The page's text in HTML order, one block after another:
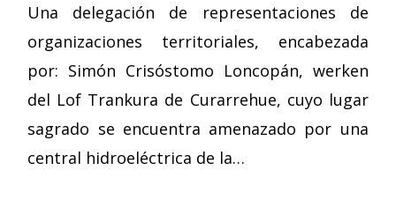
Una delegación de representaciones de
organizaciones territoriales, encabezada
por: Simón Crisóstomo Loncopán, werken
del Lof Trankura de Curarrehue, cuyo lugar
sagrado se encuentra amenazado por una
central hidroeléctrica de la…